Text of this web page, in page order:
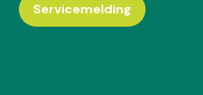
Servicemelding